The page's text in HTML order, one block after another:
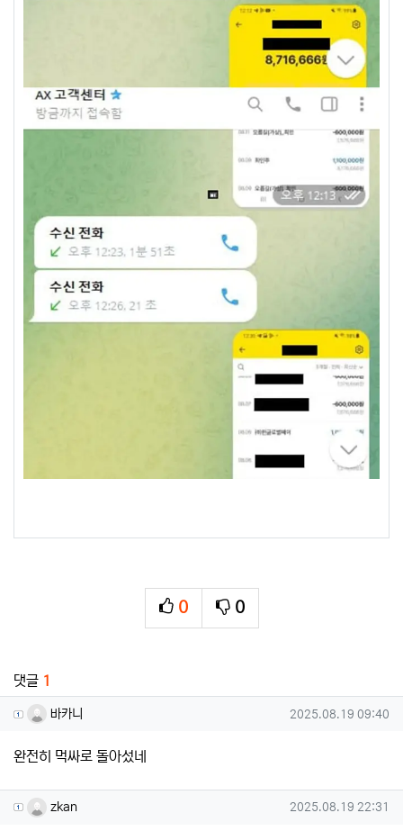
0
추천
0
비추천
댓글 1
바카니님의 댓글
바카니 작성일
2025.08.19 09:40
완전히 먹싸로 돌아섰네
zkan님의 댓글
zkan 작성일
2025.08.19 22:31